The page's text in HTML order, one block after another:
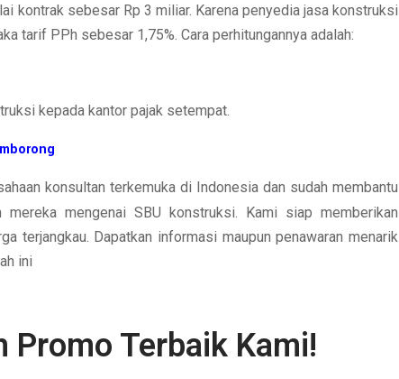
kontrak sebesar Rp 3 miliar. Karena penyedia jasa konstruksi
tarif PPh sebesar 1,75%. Cara perhitungannya adalah:
kepada kantor pajak setempat.
konsultan terkemuka di Indonesia dan sudah membantu
mereka mengenai SBU konstruksi. Kami siap memberikan
terjangkau. Dapatkan informasi maupun penawaran menarik
ini
Promo Terbaik Kami!